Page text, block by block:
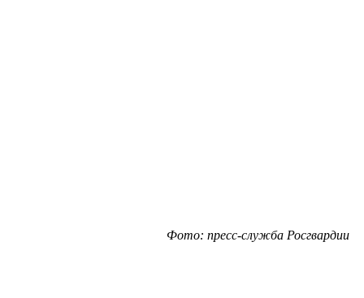
Фото: пресс-служба Росгвардии